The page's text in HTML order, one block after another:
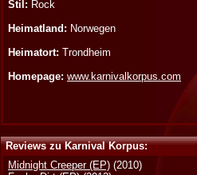
Stil: Rock
Heimatland: Norwegen
Heimatort: Trondheim
Homepage: www.karnivalkorpus.com
Reviews zu Karnival Korpus:
Midnight Creeper (EP) (2010)